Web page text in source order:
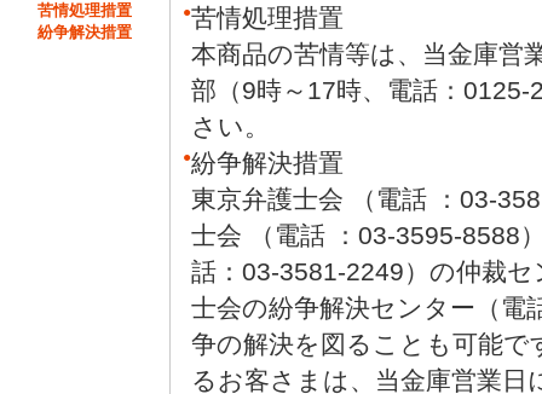
苦情処理措置
紛争解決措置
●苦情処理措置
本商品の苦情等は、当金庫営
部（9時～17時、電話：
さい。
●紛争解決措置
東京弁護士会 （電話 ：03-
士会 （電話 ：03-3595-8588
話：03-3581-2249）の仲裁
士会の紛争解決センター（電
争の解決を図ることも可能で
るお客さまは、当金庫営業日